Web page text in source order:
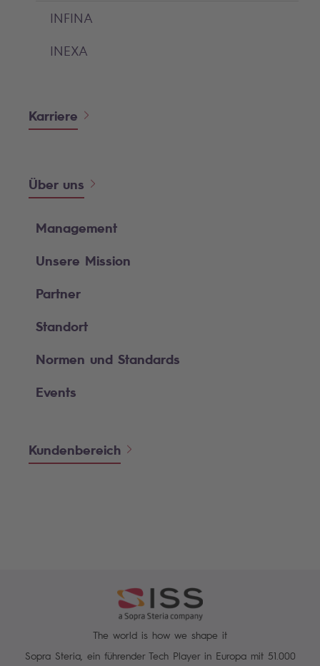
INFINA
INEXA
Karriere
Über uns
Management
Unsere Mission
Partner
Standort
Normen und Standards
Events
Kundenbereich
The world is how we shape it
Sopra Steria, ein führender Tech Player in Europa mit 51.000